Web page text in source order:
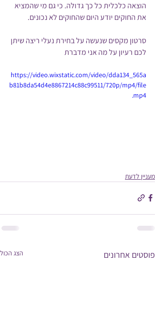
הוצאה כלכלית כל כך גדולה. כי גם מי שהמציא
את החוקים יודע היום שהחוקים לא נכונים.
סרטון מקסים שנעשה על בחירת נעלי ריצה שיתן
לכם רעיון על מה אני מדברת
https://video.wixstatic.com/video/dda134_565a
b81b8da54d4e8867214c88c99511/720p/mp4/file
.mp4
מעניין לדעת
פוסטים אחרונים הצג הכול